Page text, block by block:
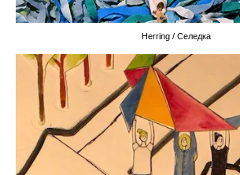
Herring / Селедка